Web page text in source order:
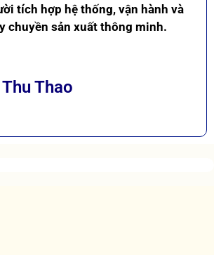
tích hợp hệ thống, vận hành và
chuyền sản xuất thông minh.
Thu Thao